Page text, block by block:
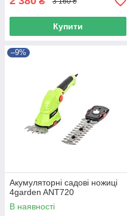
Купити
–9%
Акумуляторні садові ножиці
4garden ANT720
В наявності